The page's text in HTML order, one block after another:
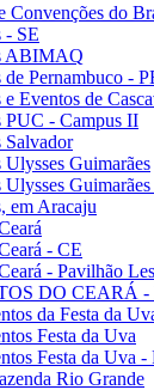
Convenções do
- SE
ABIMAQ
Pernambuco -
Eventos de
PUC - Campus II
Salvador
Guimarães
em Aracaju
- CE
- Pavilhão
DO CEARÁ
da Festa da
Festa da Uva
Festa da Uva -
Rio Grande